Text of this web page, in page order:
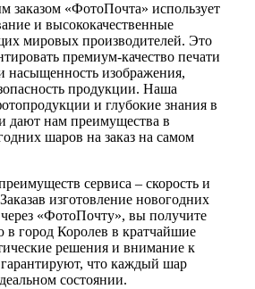
заказом «ФотоПочта» использует
и высококачественные
мировых производителей. Это
премиум-качество печати
насыщенность изображения,
продукции. Наша
и глубокие знания в
дают нам преимущества в
шаров на заказ на самом
сервиса – скорость и
изготовление новогодних
«ФотоПочту», вы получите
город Королев в кратчайшие
решения и внимание к
гарантируют, что каждый шар
состоянии.